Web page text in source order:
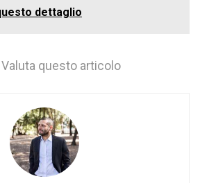
dettaglio
Valuta questo articolo